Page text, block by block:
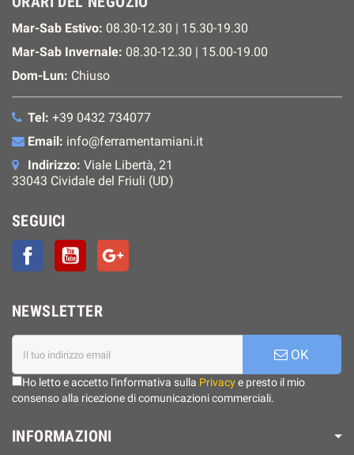
Mar-Sab Estivo: 08.30-12.30 | 15.30-19.30
Mar-Sab Invernale: 08.30-12.30 | 15.00-19.00
Dom-Lun: Chiuso
Tel: +39 0432 734077
Email: info@ferramentamiani.it
Indirizzo: Viale Libertà, 21
33043 Cividale del Friuli (UD)
SEGUICI
FacebookYouTube
NEWSLETTER
OK
Ho letto e accetto l'informativa sulla Privacye presto il mio
consenso alla ricezione di comunicazioni commerciali.
INFORMAZIONI